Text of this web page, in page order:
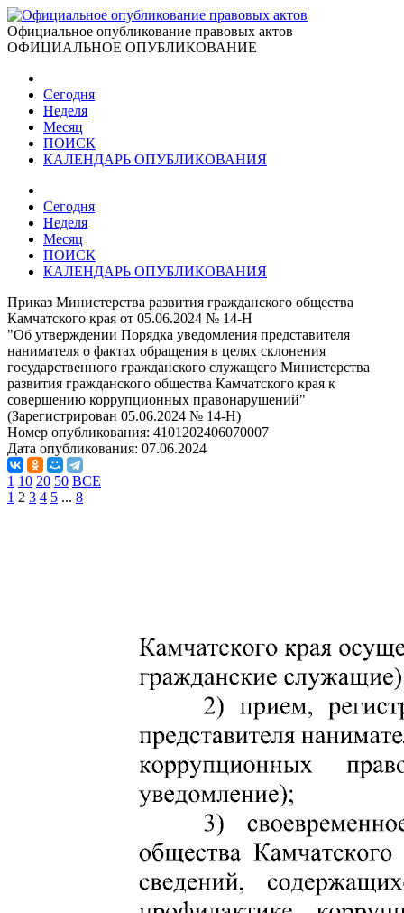
Официальное опубликование правовых актов
ОФИЦИАЛЬНОЕ ОПУБЛИКОВАНИЕ
Сегодня
Неделя
Месяц
ПОИСК
КАЛЕНДАРЬ ОПУБЛИКОВАНИЯ
Сегодня
Неделя
Месяц
ПОИСК
КАЛЕНДАРЬ ОПУБЛИКОВАНИЯ
Приказ Министерства развития гражданского общества
Камчатского края от 05.06.2024 № 14-Н
"Об утверждении Порядка уведомления представителя
нанимателя о фактах обращения в целях склонения
государственного гражданского служащего Министерства
развития гражданского общества Камчатского края к
совершению коррупционных правонарушений"
(Зарегистрирован 05.06.2024 № 14-Н)
Номер опубликования: 4101202406070007
Дата опубликования: 07.06.2024
1 10 20 50 ВСЕ
1 2 3 4 5 ... 8